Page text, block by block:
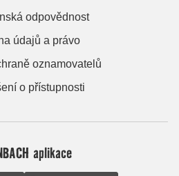
odpovědnost
údajů a právo
oznamovatelů
o přístupnosti
aplikace